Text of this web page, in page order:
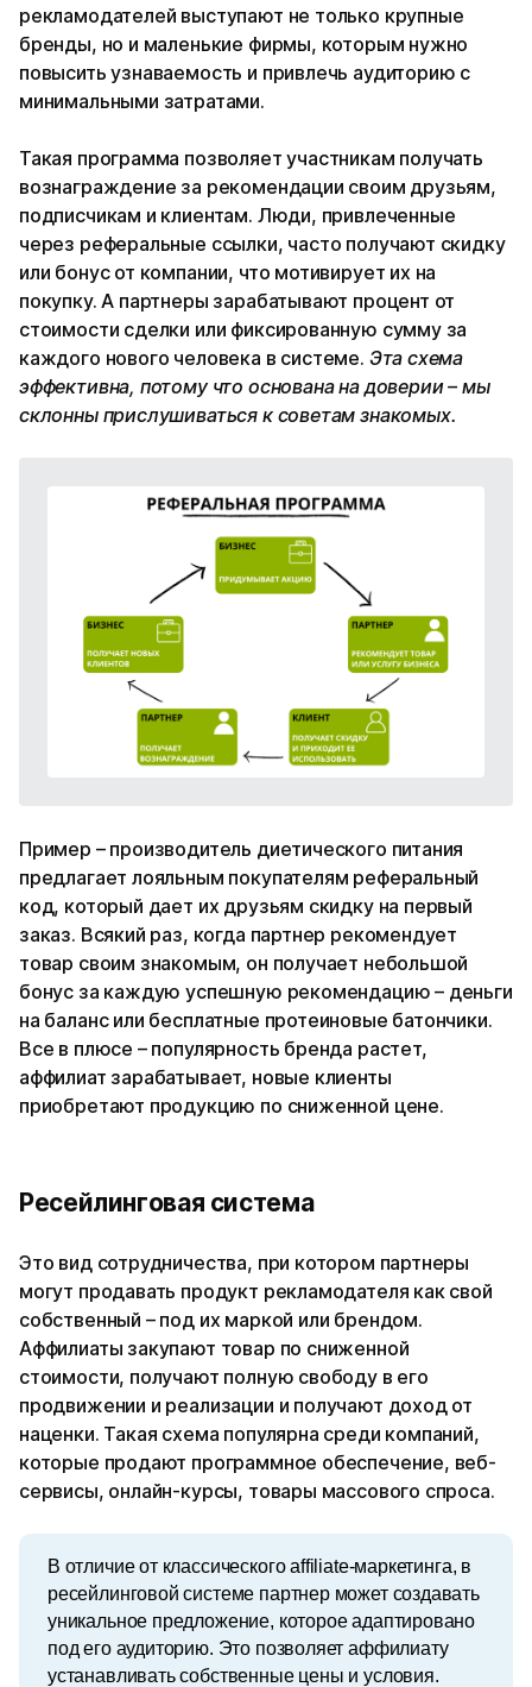
рекламодателей выступают не только крупные
бренды, но и маленькие фирмы, которым нужно
повысить узнаваемость и привлечь аудиторию с
минимальными затратами.
Такая программа позволяет участникам получать
вознаграждение за рекомендации своим друзьям,
подписчикам и клиентам. Люди, привлеченные
через реферальные ссылки, часто получают скидку
или бонус от компании, что мотивирует их на
покупку. А партнеры зарабатывают процент от
стоимости сделки или фиксированную сумму за
каждого нового человека в системе. Эта схема
эффективна, потому что основана на доверии – мы
склонны прислушиваться к советам знакомых.
Пример – производитель диетического питания
предлагает лояльным покупателям реферальный
код, который дает их друзьям скидку на первый
заказ. Всякий раз, когда партнер рекомендует
товар своим знакомым, он получает небольшой
бонус за каждую успешную рекомендацию – деньги
на баланс или бесплатные протеиновые батончики.
Все в плюсе – популярность бренда растет,
аффилиат зарабатывает, новые клиенты
приобретают продукцию по сниженной цене.
Ресейлинговая система
Это вид сотрудничества, при котором партнеры
могут продавать продукт рекламодателя как свой
собственный – под их маркой или брендом.
Аффилиаты закупают товар по сниженной
стоимости, получают полную свободу в его
продвижении и реализации и получают доход от
наценки. Такая схема популярна среди компаний,
которые продают программное обеспечение, веб-
сервисы, онлайн-курсы, товары массового спроса.
В отличие от классического affiliate-маркетинга, в
ресейлинговой системе партнер может создавать
уникальное предложение, которое адаптировано
под его аудиторию. Это позволяет аффилиату
устанавливать собственные цены и условия.